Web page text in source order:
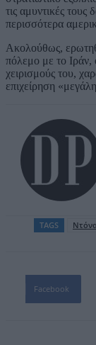
τις αμυντικές
περισσότερα
Ακολούθως,
πόλεμο με το
χειρισμούς του,
επιχείρηση
TAGS
Facebook